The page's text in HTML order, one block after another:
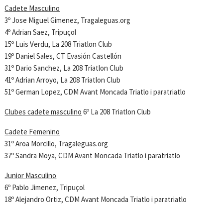
Cadete Masculino
3º Jose Miguel Gimenez, Tragaleguas.org
4º Adrian Saez, Tripuçol
15º Luis Verdu, La 208 Triatlon Club
19º Daniel Sales, CT Evasión Castellón
31º Dario Sanchez, La 208 Triatlon Club
41º Adrian Arroyo, La 208 Triatlon Club
51º German Lopez, CDM Avant Moncada Triatlo i paratriatlo
Clubes cadete masculino 6º La 208 Triatlon Club
Cadete Femenino
31º Aroa Morcillo, Tragaleguas.org
37º Sandra Moya, CDM Avant Moncada Triatlo i paratriatlo
Junior Masculino
6º Pablo Jimenez, Tripuçol
18º Alejandro Ortiz, CDM Avant Moncada Triatlo i paratriatlo